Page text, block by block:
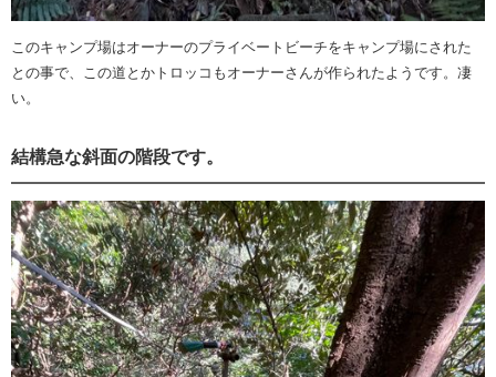
このキャンプ場はオーナーのプライベートビーチをキャンプ場にされた
との事で、この道とかトロッコもオーナーさんが作られたようです。凄
い。
結構急な斜面の階段です。